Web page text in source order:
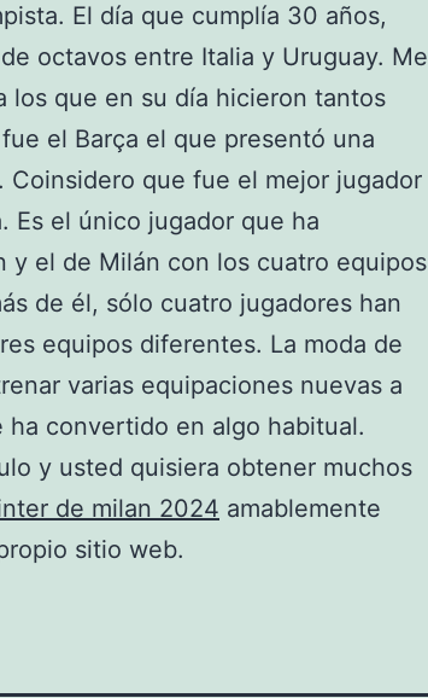
El día que cumplía 30 años,
octavos entre Italia y Uruguay. Me
los que en su día hicieron tantos
el Barça el que presentó una
Coinsidero que fue el mejor jugador
Es el único jugador que ha
y el de Milán con los cuatro equipos
de él, sólo cuatro jugadores han
equipos diferentes. La moda de
varias equipaciones nuevas a
ha convertido en algo habitual.
y usted quisiera obtener muchos
de milan 2024 amablemente
sitio web.